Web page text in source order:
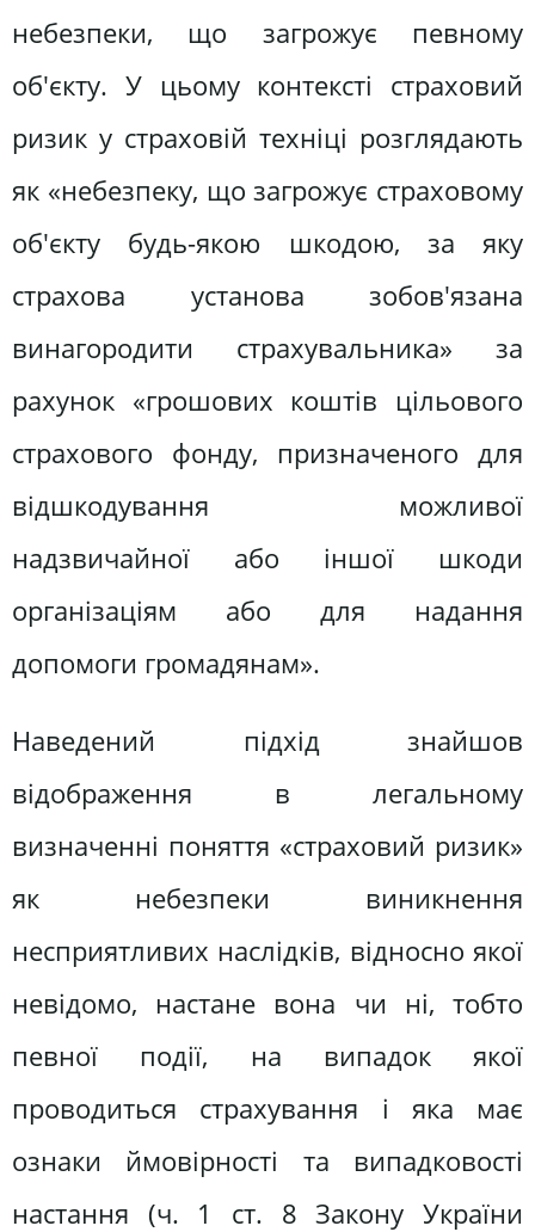
небезпеки, що загрожує певному
об'єкту. У цьому контексті страховий
ризик у страховій техніці розглядають
як «небезпеку, що загрожує страховому
об'єкту будь-якою шкодою, за яку
страхова установа зобов'язана
винагородити страхувальника» за
рахунок «грошових коштів цільового
страхового фонду, призначеного для
відшкодування можливої
надзвичайної або іншої шкоди
організаціям або для надання
допомоги громадянам».
Наведений підхід знайшов
відображення в легальному
визначенні поняття «страховий ризик»
як небезпеки виникнення
несприятливих наслідків, відносно якої
невідомо, настане вона чи ні, тобто
певної події, на випадок якої
проводиться страхування і яка має
ознаки ймовірності та випадковості
настання (ч. 1 ст. 8 Закону України